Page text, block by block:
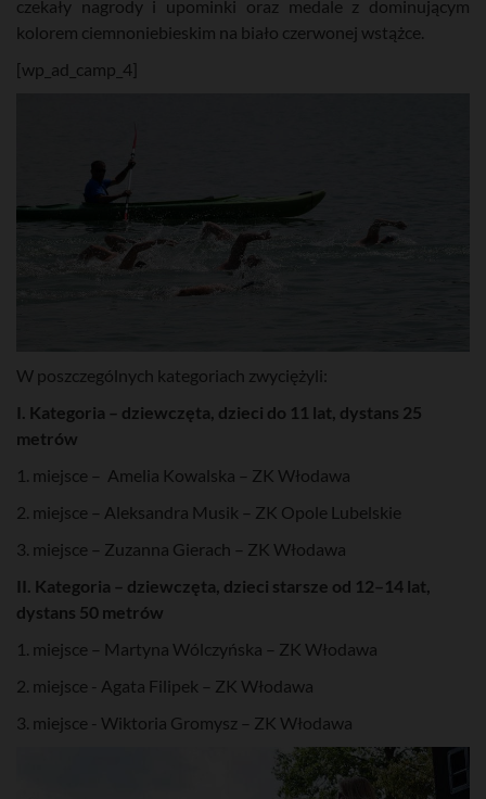
czekały nagrody i upominki oraz medale z dominującym
kolorem ciemnoniebieskim na biało czerwonej wstążce.
[wp_ad_camp_4]
W poszczególnych kategoriach zwyciężyli:
I. Kategoria – dziewczęta, dzieci do 11 lat, dystans 25
metrów
1. miejsce – Amelia Kowalska – ZK Włodawa
2. miejsce – Aleksandra Musik – ZK Opole Lubelskie
3. miejsce – Zuzanna Gierach – ZK Włodawa
II. Kategoria – dziewczęta, dzieci starsze od 12–14 lat,
dystans 50 metrów
1. miejsce – Martyna Wólczyńska – ZK Włodawa
2. miejsce - Agata Filipek – ZK Włodawa
3. miejsce - Wiktoria Gromysz – ZK Włodawa